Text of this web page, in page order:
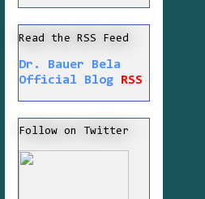
Read the RSS Feed
Dr. Bauer Bela
Official Blog
RSS
Follow on Twitter